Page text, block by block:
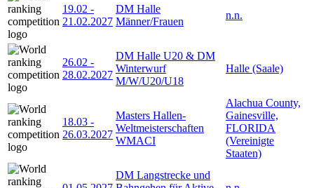
19.02 -
21.02.2027
DM Halle
Männer/Frauen
n.n.
26.02 -
28.02.2027
DM Halle U20 & DM
Winterwurf
M/W/U20/U18
Halle (Saale)
18.03 -
26.03.2027
Masters Hallen-
Weltmeisterschaften
WMACI
Alachua County,
Gainesville,
FLORIDA
(Vereinigte
Staaten)
DM Langstrecke und